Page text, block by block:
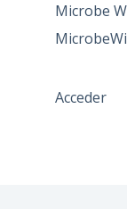
Microbe
Acceder